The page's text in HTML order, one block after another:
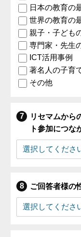
日本の教育の
世界の教育の
親子・子ども
専門家・先生
ICT活用事例
著名人の子育
その他
リセマムから
ト参加につな
ご回答者様の